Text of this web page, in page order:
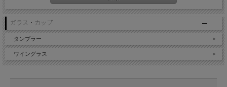
ガラス・カップ
タンブラー
ワイングラス